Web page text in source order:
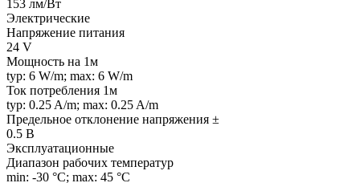
153 лм/Вт
Электрические
Напряжение питания
24 V
Мощность на 1м
typ: 6 W/m; max: 6 W/m
Ток потребления 1м
typ: 0.25 A/m; max: 0.25 A/m
Предельное отклонение напряжения ±
0.5 В
Эксплуатационные
Диапазон рабочих температур
min: -30 °C; max: 45 °C